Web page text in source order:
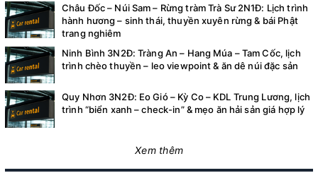
Châu Đốc – Núi Sam – Rừng tràm Trà Sư 2N1Đ: Lịch trình
hành hương – sinh thái, thuyền xuyên rừng & bái Phật
trang nghiêm
Ninh Bình 3N2Đ: Tràng An – Hang Múa – Tam Cốc, lịch
trình chèo thuyền – leo viewpoint & ăn dê núi đặc sản
Quy Nhơn 3N2Đ: Eo Gió – Kỳ Co – KDL Trung Lương, lịch
trình “biển xanh – check-in” & mẹo ăn hải sản giá hợp lý
Xem thêm